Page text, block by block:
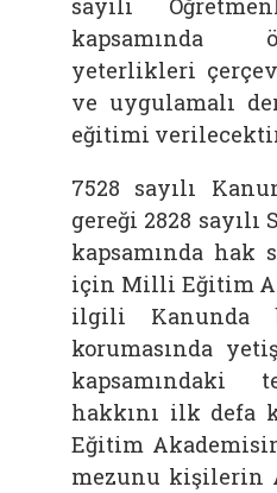
sayılı
kapsamında
yeterlikleri
ve uygulamalı
eğitimi
7528 sayılı
gereği 2828
kapsamında
için Milli Eğitim
ilgili Kanunda
korumasında
hakkını ilk defa
Eğitim
mezunu kişilerin